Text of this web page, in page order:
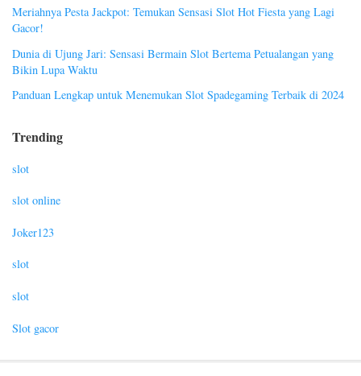
Meriahnya Pesta Jackpot: Temukan Sensasi Slot Hot Fiesta yang Lagi
Gacor!
Dunia di Ujung Jari: Sensasi Bermain Slot Bertema Petualangan yang
Bikin Lupa Waktu
Panduan Lengkap untuk Menemukan Slot Spadegaming Terbaik di 2024
Trending
slot
slot online
Joker123
slot
slot
Slot gacor